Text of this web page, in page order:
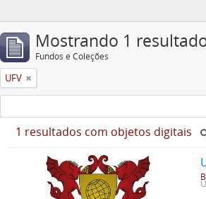
Mostrando 1
Fundos e Coleções
UFV
1 resultados com objetos digitais